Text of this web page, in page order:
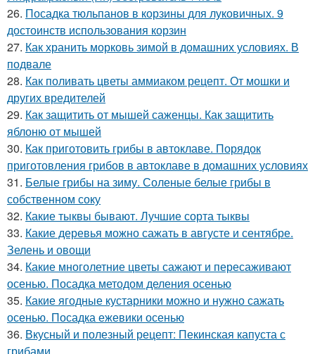
26. Посадка тюльпанов в корзины для луковичных. 9
достоинств использования корзин
27. Как хранить морковь зимой в домашних условиях. В
подвале
28. Как поливать цветы аммиаком рецепт. От мошки и
других вредителей
29. Как защитить от мышей саженцы. Как защитить
яблоню от мышей
30. Как приготовить грибы в автоклаве. Порядок
приготовления грибов в автоклаве в домашних условиях
31. Белые грибы на зиму. Соленые белые грибы в
собственном соку
32. Какие тыквы бывают. Лучшие сорта тыквы
33. Какие деревья можно сажать в августе и сентябре.
Зелень и овощи
34. Какие многолетние цветы сажают и пересаживают
осенью. Посадка методом деления осенью
35. Какие ягодные кустарники можно и нужно сажать
осенью. Посадка ежевики осенью
36. Вкусный и полезный рецепт: Пекинская капуста с